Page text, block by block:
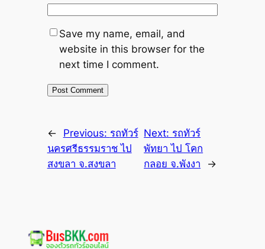
Save my name, email, and
website in this browser for the
next time I comment.
← Previous: รถทัวร์
นครศรีธรรมราช ไป
สงขลา จ.สงขลา
Next: รถทัวร์
พัทยา ไป โคก
กลอย จ.พังงา
→